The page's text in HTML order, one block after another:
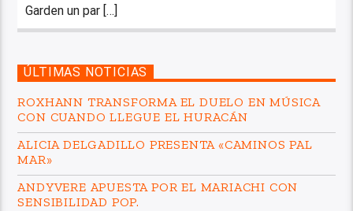
Garden un par […]
ÚLTIMAS NOTICIAS
ROXHANN TRANSFORMA EL DUELO EN MÚSICA
CON CUANDO LLEGUE EL HURACÁN
ALICIA DELGADILLO PRESENTA «CAMINOS PAL
MAR»
ANDYVERE APUESTA POR EL MARIACHI CON
SENSIBILIDAD POP.